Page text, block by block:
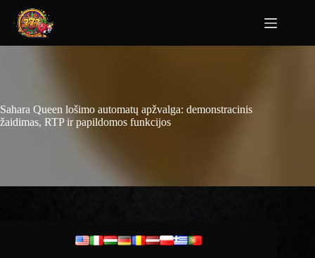
Sahara Queen lošimo automatų apžvalga: demonstracinis
žaidimas, RTP ir papildomos funkcijos